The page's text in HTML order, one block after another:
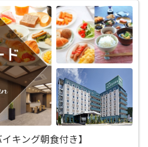
キング朝食付き】